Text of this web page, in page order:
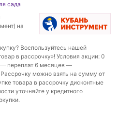
сада
на
Воспользуйтесь нашей
в рассрочку»! Условия акции: 0
переплат 6 месяцев —
можно взять на сумму от
товара в рассрочку дисконтные
уточняйте у кредитного